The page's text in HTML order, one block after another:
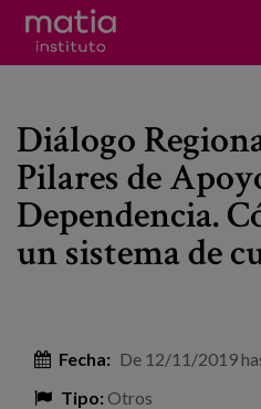
Investigación
Publicaciones
Participación en foros
Diálogo
Pilares de
Dependencia.
un sistema de
Fecha: De 12/11/2019
Tipo:Otros